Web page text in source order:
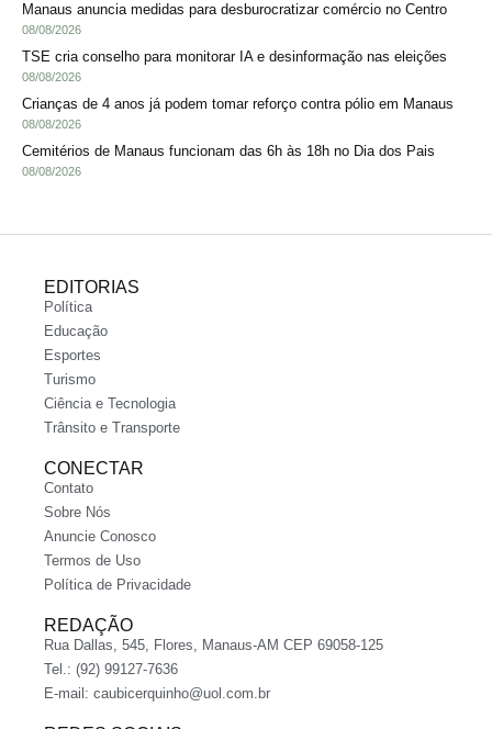
Manaus anuncia medidas para desburocratizar comércio no Centro
08/08/2026
TSE cria conselho para monitorar IA e desinformação nas eleições
08/08/2026
Crianças de 4 anos já podem tomar reforço contra pólio em Manaus
08/08/2026
Cemitérios de Manaus funcionam das 6h às 18h no Dia dos Pais
08/08/2026
EDITORIAS
Política
Educação
Esportes
Turismo
Ciência e Tecnologia
Trânsito e Transporte
CONECTAR
Contato
Sobre Nós
Anuncie Conosco
Termos de Uso
Política de Privacidade
REDAÇÃO
Rua Dallas, 545, Flores, Manaus-AM CEP 69058-125
Tel.: (92) 99127-7636
E-mail: caubicerquinho@uol.com.br